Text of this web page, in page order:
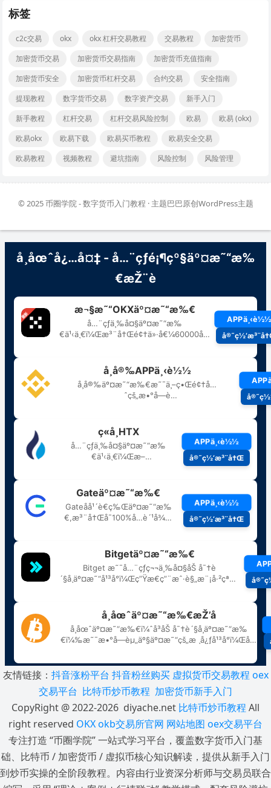
标签
c2c交易 okx okx 杠杆交易教程 交易教程
加密货币
加密货币交易
加密货币交易指南
加密货币充值指南
加密货币安全
加密货币杠杆交易 合约交易
安全指南
提现教程
数字货币交易 数字资产交易
新手入门
新手教程
杠杆交易 杠杆交易风险控制 欧易
欧易 (okx)
欧易okx
欧易下载 欧易买币教程
欧易安全交易
欧易教程
视频教程 避坑指南 风险控制 风险管理
© 2025币圈学院 - 数字货币入门教程 · 主题巴巴原创WordPress主题
友情链接： 抖音涨粉平台 抖音粉丝购买 虚拟货币交易教程 oex
交易平台 比特币炒币教程 加密货币新手入门
CopyRight @ 2022-2026 diyache.net 比特币炒币教程 All
right reserved OKXokb交易所官网 网站地图 oex交易平台
专注打造 “币圈学院” 一站式学习平台，覆盖数字货币入门基
础、比特币 / 加密货币 / 虚拟币核心知识解读，提供从新手入门
到炒币实操的全阶段教程。内容由行业资深分析师与交易员联合